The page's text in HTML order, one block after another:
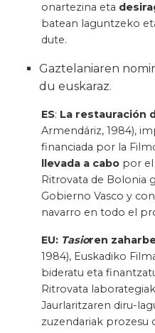
onartezina eta
batean laguntzeko
dute.
Gaztelaniaren
du euskaraz.
ES: La restauración
Armendáriz, 1984),
financiada por la
llevada a cabo por el
Ritrovata de Bolonia
Gobierno Vasco y
navarro en todo el
EU: Tasioren
1984), Euskadiko
bideratu eta
Ritrovata laborategiak
Jaurlaritzaren diru-
zuzendariak prozesu